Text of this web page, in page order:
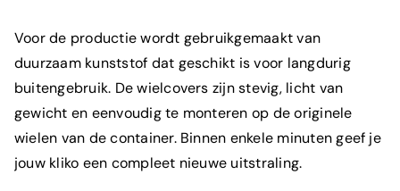
Voor de productie wordt gebruikgemaakt van
duurzaam kunststof dat geschikt is voor langdurig
buitengebruik. De wielcovers zijn stevig, licht van
gewicht en eenvoudig te monteren op de originele
wielen van de container. Binnen enkele minuten geef je
jouw kliko een compleet nieuwe uitstraling.